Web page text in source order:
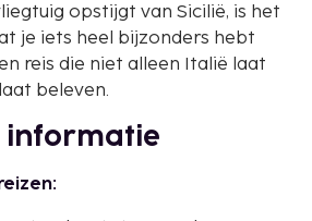
opstijgt van Sicilië, is het
je iets heel bijzonders hebt
reis die niet alleen Italië laat
beleven.
informatie